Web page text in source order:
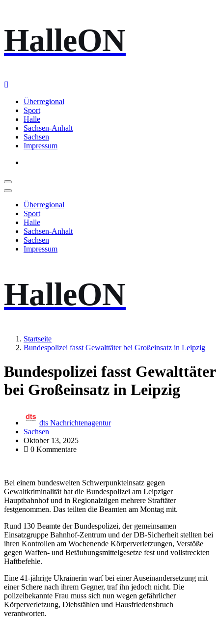
Inhalt
springen
HalleON
Überregional
Sport
Halle
Sachsen-Anhalt
Sachsen
Impressum
Überregional
Sport
Halle
Sachsen-Anhalt
Sachsen
Impressum
HalleON
Startseite
Bundespolizei fasst Gewalttäter bei Großeinsatz in Leipzig
Bundespolizei fasst Gewalttäter
bei Großeinsatz in Leipzig
dts Nachrichtenagentur
Sachsen
Oktober 13, 2025
0 Kommentare
Bei einem bundesweiten Schwerpunkteinsatz gegen
Gewaltkriminalität hat die Bundespolizei am Leipziger
Hauptbahnhof und in Regionalzügen mehrere Straftäter
festgenommen. Das teilten die Beamten am Montag mit.
Rund 130 Beamte der Bundespolizei, der gemeinsamen
Einsatzgruppe Bahnhof-Zentrum und der DB-Sicherheit stellten bei
ihren Kontrollen am Wochenende Körperverletzungen, Verstöße
gegen Waffen- und Betäubungsmittelgesetze fest und vollstreckten
Haftbefehle.
Eine 41-jährige Ukrainerin warf bei einer Auseinandersetzung mit
einer Schere nach ihrem Gegner, traf ihn jedoch nicht. Die
polizeibekannte Frau muss sich nun wegen gefährlicher
Körperverletzung, Diebstählen und Hausfriedensbruch
verantworten.